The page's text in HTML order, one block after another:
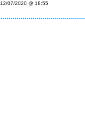
12/07/2020 @ 18:55